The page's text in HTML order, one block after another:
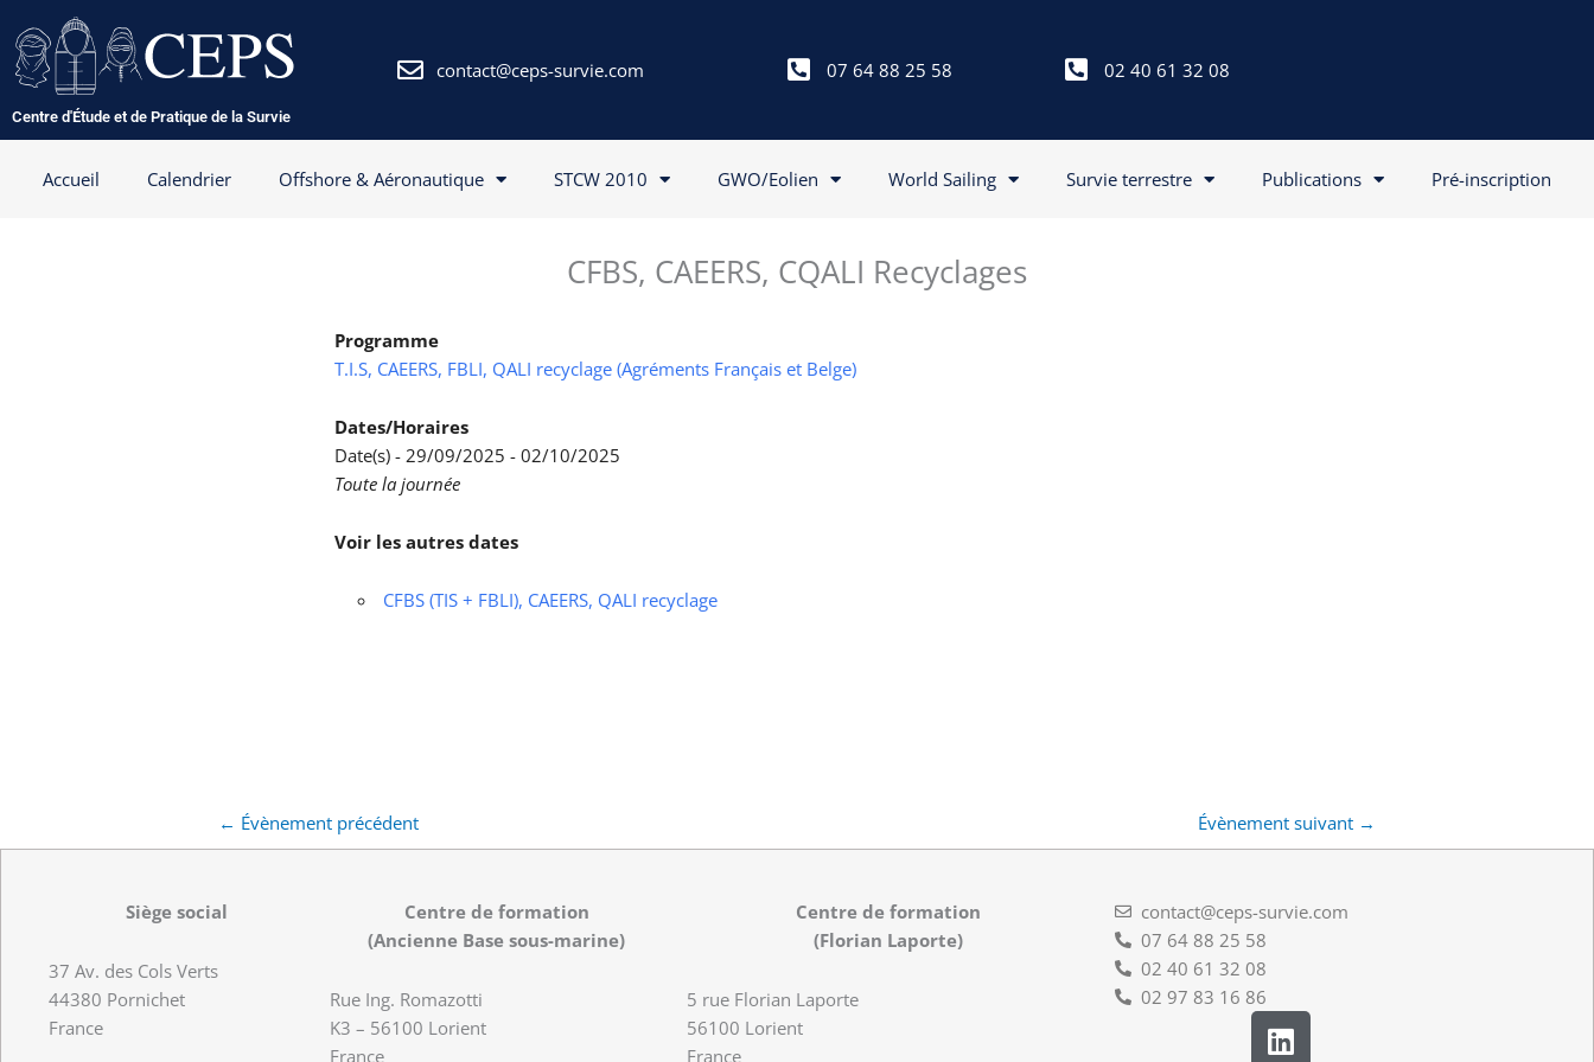
au
contenu
Centre d'Étude et de Pratique de la Survie
contact@ceps-survie.com 07 64 88 25 58 02 40 61 32 08
Accueil Calendrier Offshore & Aéronautique STCW 2010 GWO/Eolien World Sailing Survie terrestre Publications Pré-inscription
CFBS, CAEERS, CQALI Recyclages
Programme
T.I.S, CAEERS, FBLI, QALI recyclage (Agréments Français et Belge)
Dates/Horaires
Date(s) - 29/09/2025 - 02/10/2025
Toute la journée
Voir les autres dates
CFBS (TIS + FBLI), CAEERS, QALI recyclage
← Évènement précédent Évènement suivant →
Siège social
37 Av. des Cols Verts
44380 Pornichet
France
Centre de formation
(Ancienne Base sous-marine)
Rue Ing. Romazotti
K3 – 56100 Lorient
France
Centre de formation
(Florian Laporte)
5 rue Florian Laporte
56100 Lorient
France
contact@ceps-survie.com
07 64 88 25 58
02 40 61 32 08
02 97 83 16 86
L
i